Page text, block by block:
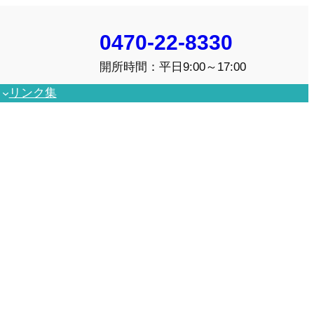
0470-22-8330
開所時間：平日9:00～17:00
リンク集